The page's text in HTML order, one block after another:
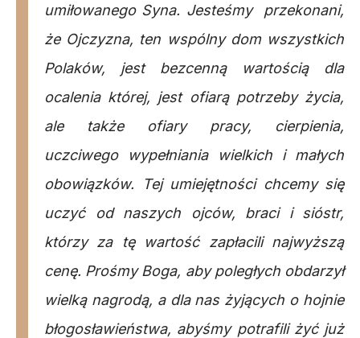
umiłowanego Syna. Jesteśmy przekonani,
że Ojczyzna, ten wspólny dom wszystkich
Polaków, jest bezcenną wartością dla
ocalenia której, jest ofiarą potrzeby życia,
ale także ofiary pracy, cierpienia,
uczciwego wypełniania wielkich i małych
obowiązków. Tej umiejętności chcemy się
uczyć od naszych ojców, braci i sióstr,
którzy za tę wartość zapłacili najwyższą
cenę. Prośmy Boga, aby poległych obdarzył
wielką nagrodą, a dla nas żyjących o hojnie
błogosławieństwa, abyśmy potrafili żyć już